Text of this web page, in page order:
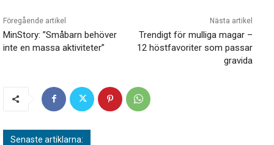
Föregående artikel
MinStory: ”Småbarn behöver
inte en massa aktiviteter”
Nästa artikel
Trendigt för mulliga magar –
12 höstfavoriter som passar
gravida
Senaste artiklarna: